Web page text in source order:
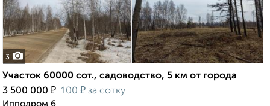
3
Участок 60000 сот., садоводство, 5 км от города
3 500 000 ₽ 100 ₽ за сотку
Ипподром 6